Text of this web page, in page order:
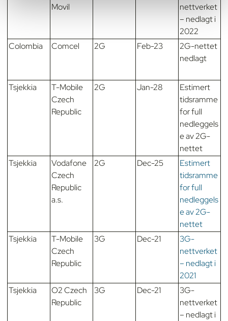
Movil
nettverket
– nedlagt i
2022
Colombia
Comcel 2G Feb-23
2G-nettet
nedlagt
Tsjekkia
T-Mobile
Czech
Republic
2G Jan-28
Estimert
tidsramme
for full
nedleggels
e av 2G-
nettet
Tsjekkia
Vodafone
Czech
Republic
a.s.
2G Dec-25
Estimert
tidsramme
for full
nedleggels
e av 2G-
nettet
Tsjekkia
T-Mobile
Czech
Republic
3G Dec-21
3G-
nettverket
– nedlagt i
2021
Tsjekkia
O2 Czech
Republic
3G Dec-21
3G-
nettverket
– nedlagt i